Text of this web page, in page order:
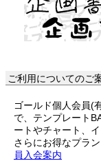
ご利用についてのご
ゴールド個人会員(
で、テンプレート
ートやチャート、
さらにお得なプラ
員入会案内